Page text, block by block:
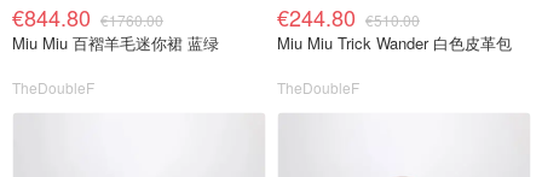
€844.80 €1760.00
Miu Miu 百褶羊毛迷你裙 蓝绿
TheDoubleF
€244.80 €510.00
Miu Miu Trick Wander 白色皮革包
TheDoubleF